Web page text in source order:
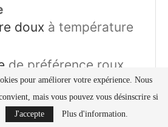
doux à température
de préférence roux
avec du sucre blanc
pour améliorer votre expérience. Nous
mais vous pouvez vous désinscrire si
J'accepte Plus d'information.